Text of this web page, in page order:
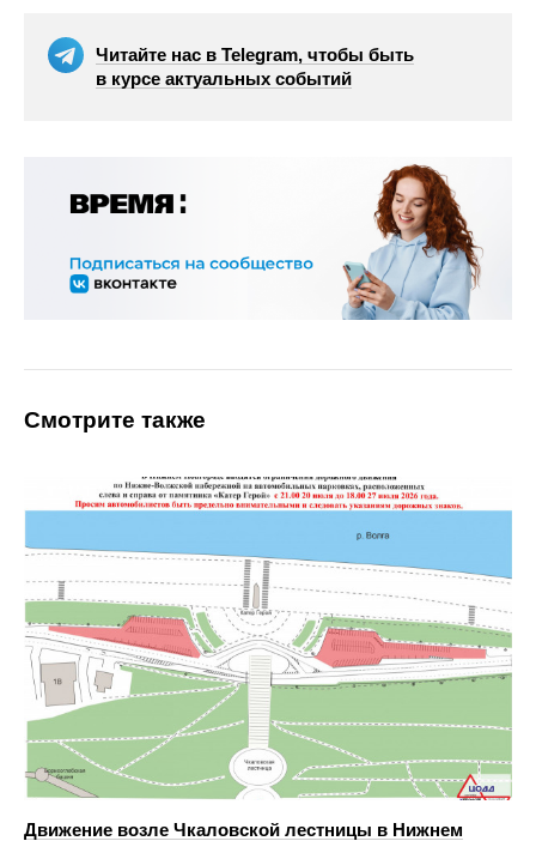
Читайте нас в Telegram, чтобы быть
в курсе актуальных событий
Смотрите также
Движение возле Чкаловской лестницы в Нижнем